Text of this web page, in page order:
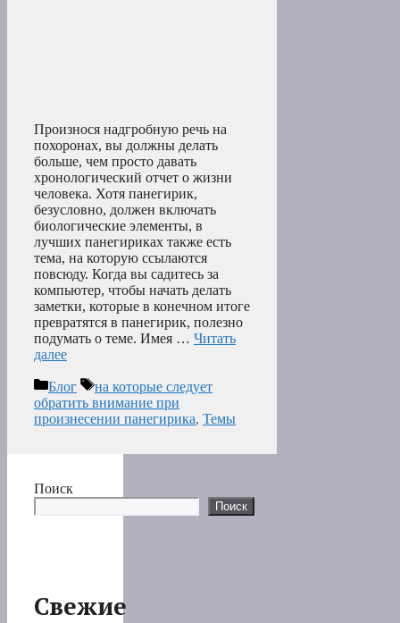
Произнося надгробную речь на
похоронах, вы должны делать
больше, чем просто давать
хронологический отчет о жизни
человека. Хотя панегирик,
безусловно, должен включать
биологические элементы, в
лучших панегириках также есть
тема, на которую ссылаются
повсюду. Когда вы садитесь за
компьютер, чтобы начать делать
заметки, которые в конечном итоге
превратятся в панегирик, полезно
подумать о теме. Имея … Читать
далее
Рубрики
Блог Метки
на которые следует
обратить внимание при
произнесении панегирика, Темы
Поиск
Поиск
Свежие